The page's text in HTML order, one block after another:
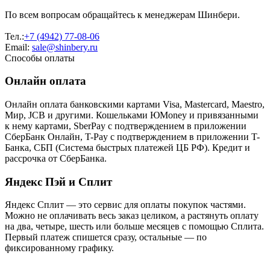
По всем вопросам обращайтесь к менеджерам Шинбери.
Тел.:+7 (4942) 77-08-06
Email: sale@shinbery.ru
Способы оплаты
Онлайн оплата
Онлайн оплата банковскими картами Visa, Mastercard, Maestro,
Мир, JCB и другими. Кошельками ЮMoney и привязанными
к нему картами, SberPay с подтверждением в приложении
СберБанк Онлайн, T-Pay с подтверждением в приложении T-
Банка, СБП (Система быстрых платежей ЦБ РФ). Кредит и
рассрочка от СберБанка.
Яндекс Пэй и Сплит
Яндекс Cплит — это сервис для оплаты покупок частями.
Можно не оплачивать весь заказ целиком, а растянуть оплату
на два, четыре, шесть или больше месяцев с помощью Сплита.
Первый платеж спишется сразу, остальные — по
фиксированному графику.